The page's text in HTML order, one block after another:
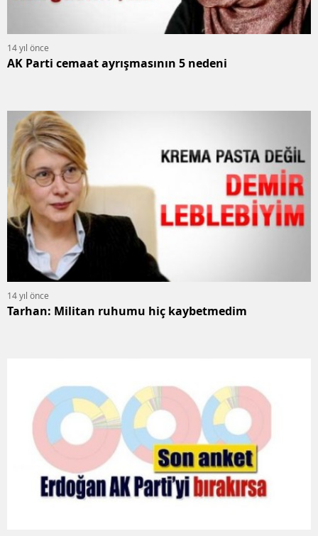
14 yıl önce
AK Parti cemaat ayrışmasının 5 nedeni
14 yıl önce
Tarhan: Militan ruhumu hiç kaybetmedim